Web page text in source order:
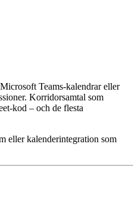
Teams-kalendrar eller
Korridorsamtal som
kod – och de flesta
eller kalenderintegration som